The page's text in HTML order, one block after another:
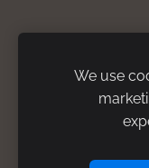
Par mums
noteikumi
We use